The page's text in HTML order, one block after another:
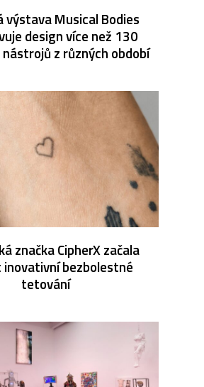
výstava Musical Bodies
design více než 130
z různých období
značka CipherX začala
bezbolestné
tetování